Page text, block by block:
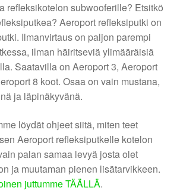
refleksikotelon subwooferille? Etsitkö
Aeroport refleksiputki on
Ilmanvirtaus on paljon parempi
ilman häiritseviä ylimääräisiä
Saatavilla on Aeroport 3, Aeroport
8 koot. Osaa on vain mustana,
ja läpinäkyvänä.
löydät ohjeet siitä, miten teet
Aeroport refleksiputkelle kotelon
palan samaa levyä josta olet
ja muutaman pienen lisätarvikkeen.
juttumme TÄÄLLÄ.